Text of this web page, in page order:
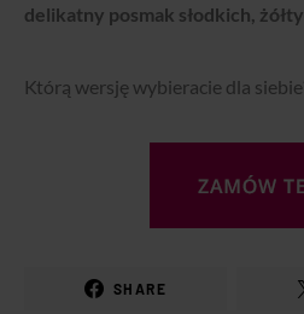
delikatny posmak słodkich,
Którą wersję wybieracie dla
SHARE